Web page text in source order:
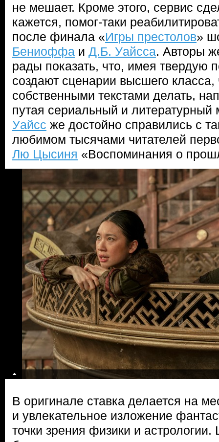
не мешает. Кроме этого, сервис
кажется, помог-таки
после финала «Игры престолов»
Бениоффа и Д.Б. Уайсса. Авторы
рады показать, что, имея твердую
создают сценарии высшего класса,
собственными текстами делать,
путая сериальный и
Уайсс же достойно справились с
любимом тысячами читателей
Лю Цысиня «Воспоминания о
В оригинале ставка делается на
и увлекательное изложение
точки зрения физики и